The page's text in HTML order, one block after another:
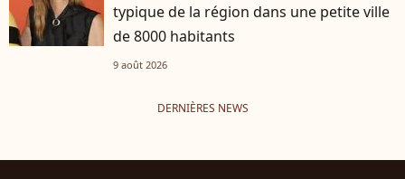
typique de la région dans une petite ville
de 8000 habitants
9 août 2026
DERNIÈRES NEWS